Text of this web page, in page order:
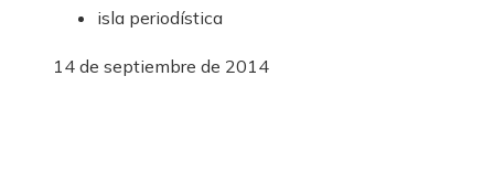
isla periodística
14 de septiembre de 2014